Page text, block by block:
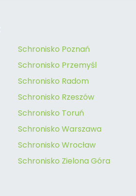
Schronisko Poznań
Schronisko Przemyśl
Schronisko Radom
Schronisko Rzeszów
Schronisko Toruń
Schronisko Warszawa
Schronisko Wrocław
Schronisko Zielona Góra